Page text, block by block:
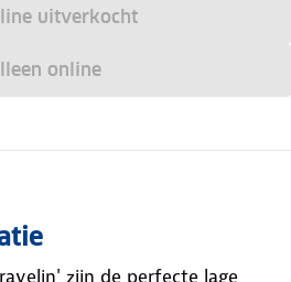
uitverkocht
online
zijn de perfecte lage